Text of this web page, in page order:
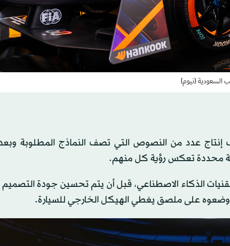
السعودية (نيوم)
عدد من النصوص التي تصف النماذج المطلوبة
محددة تعكس رؤية كل منهم.
الذكاء الاصطناعي، قبل أن يتم تحسين جودة
وضعوه على ملصق يغطي الهيكل الخارجي للسيارة.